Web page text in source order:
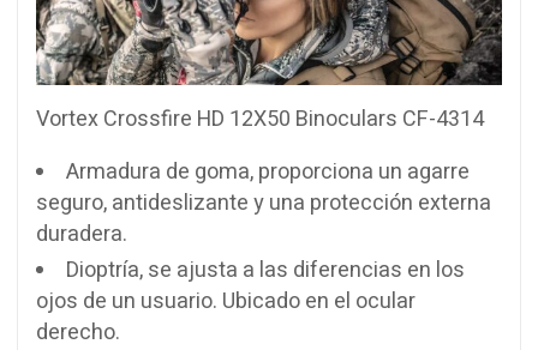
Vortex Crossfire HD 12X50 Binoculars CF-4314
Armadura de goma, proporciona un agarre
seguro, antideslizante y una protección externa
duradera.
Dioptría, se ajusta a las diferencias en los
ojos de un usuario. Ubicado en el ocular
derecho.